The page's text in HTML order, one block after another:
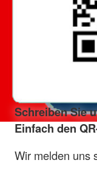
Schreiben Sie
Einfach den
Wir melden uns